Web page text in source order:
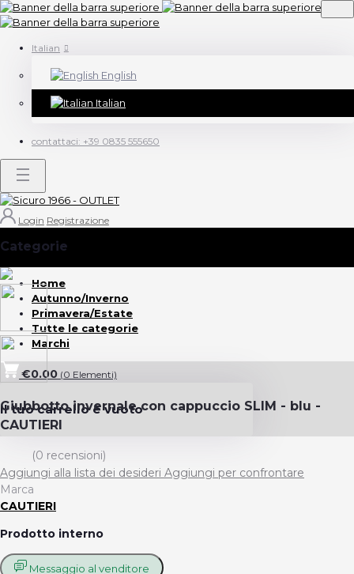
Italian
English
Italian
contattaci: +39 0835 555650
Login Registrazione
Categorie
Home
Autunno/Inverno
Primavera/Estate
Tutte le categorie
Marchi
€0.00 (0 Elementi)
Il tuo carrello è vuoto
Giubbotto invernale con cappuccio SLIM - blu -
CAUTIERI
(0 recensioni)
Aggiungi alla lista dei desideri Aggiungi per confrontare
Marca
CAUTIERI
Prodotto interno
Messaggio al venditore